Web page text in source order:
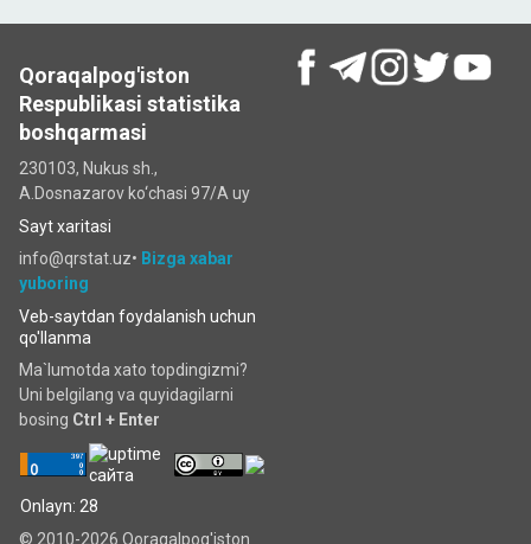
Qoraqalpog'iston
Respublikasi statistika
boshqarmasi
230103, Nukus sh.,
A.Dosnazarov ko‘chаsi 97/A uy
Sayt xaritasi
info@qrstat.uz• Bizga xabar
yuboring
Veb-saytdan foydalanish uchun
qo'llanma
Ma`lumotda xato topdingizmi?
Uni belgilang va quyidagilarni
bosing Ctrl + Enter
Onlayn: 28
© 2010-2026 Qoraqalpog'iston